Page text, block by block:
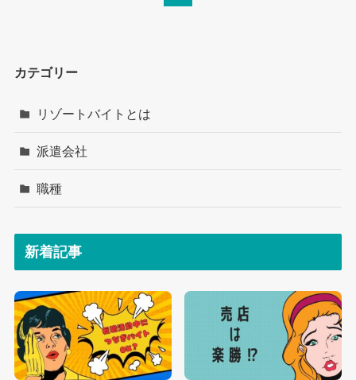
カテゴリー
リゾートバイトとは
派遣会社
職種
新着記事